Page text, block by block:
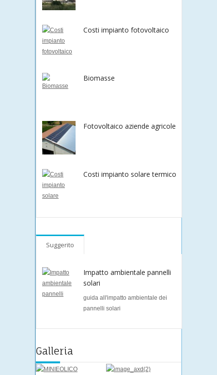
Costi impianto fotovoltaico
Biomasse
Fotovoltaico aziende agricole
Costi impianto solare termico
Suggerito
Impatto ambientale pannelli
solari
guida all'impatto ambientale dei
pannelli solari
Galleria